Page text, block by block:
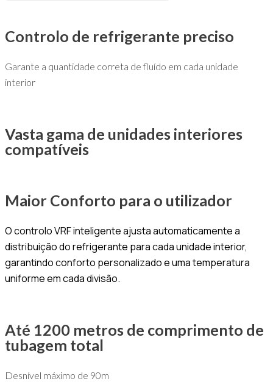
Controlo de refrigerante preciso
Garante a quantidade correta de fluído em cada unidade
interior
Vasta gama de unidades interiores
compatíveis
Maior Conforto para o utilizador
O controlo VRF inteligente ajusta automaticamente a
distribuição do refrigerante para cada unidade interior,
garantindo conforto personalizado e uma temperatura
uniforme em cada divisão.
Até 1200 metros de comprimento de
tubagem total
Desnível máximo de 90m